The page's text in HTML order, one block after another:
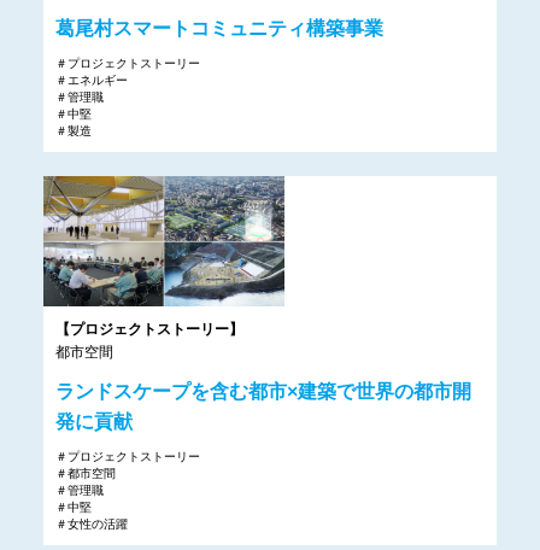
葛尾村スマートコミュニティ構築事業
＃プロジェクトストーリー
＃エネルギー
＃管理職
＃中堅
＃製造
【プロジェクトストーリー】
都市空間
ランドスケープを含む都市×建築で世界の都市開
発に貢献
＃プロジェクトストーリー
＃都市空間
＃管理職
＃中堅
＃女性の活躍